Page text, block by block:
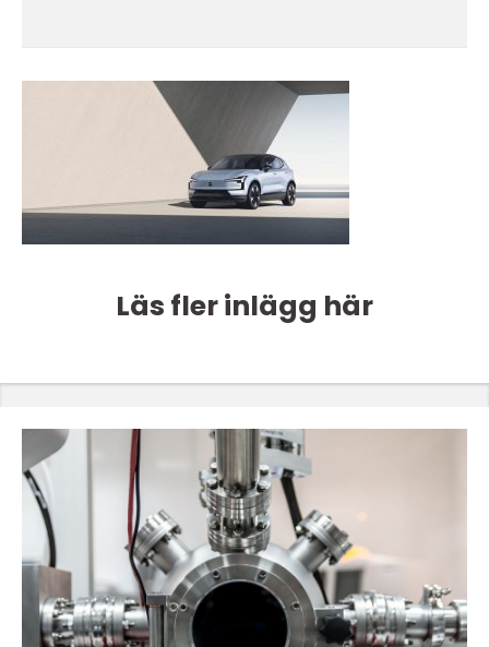
Läs fler inlägg här